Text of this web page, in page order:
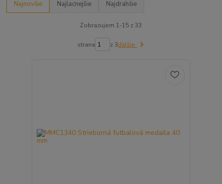
Najnovšie Najlacnejšie Najdrahšie
Zobrazujem 1-15 z 33
strana z 3ďalšie